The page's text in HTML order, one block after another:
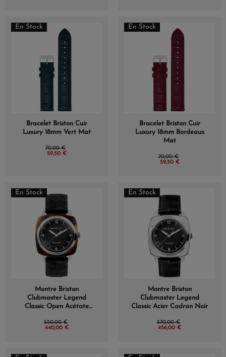
En Stock
Bracelet Briston Cuir
Luxury 18mm Vert Mat
70,00 €
59,50 €
En Stock
Bracelet Briston Cuir
Luxury 18mm Bordeaux
Mat
70,00 €
59,50 €
En Stock
Montre Briston
Clubmaster Legend
Classic Open Acétate
550,00 €
440,00 €
En Stock
Montre Briston
Clubmaster Legend
Classic Acier Cadran Noir
570,00 €
456,00 €